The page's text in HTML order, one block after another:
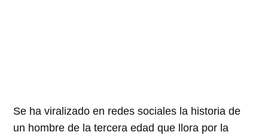
Se ha viralizado en redes sociales la historia de
un hombre de la tercera edad que llora por la